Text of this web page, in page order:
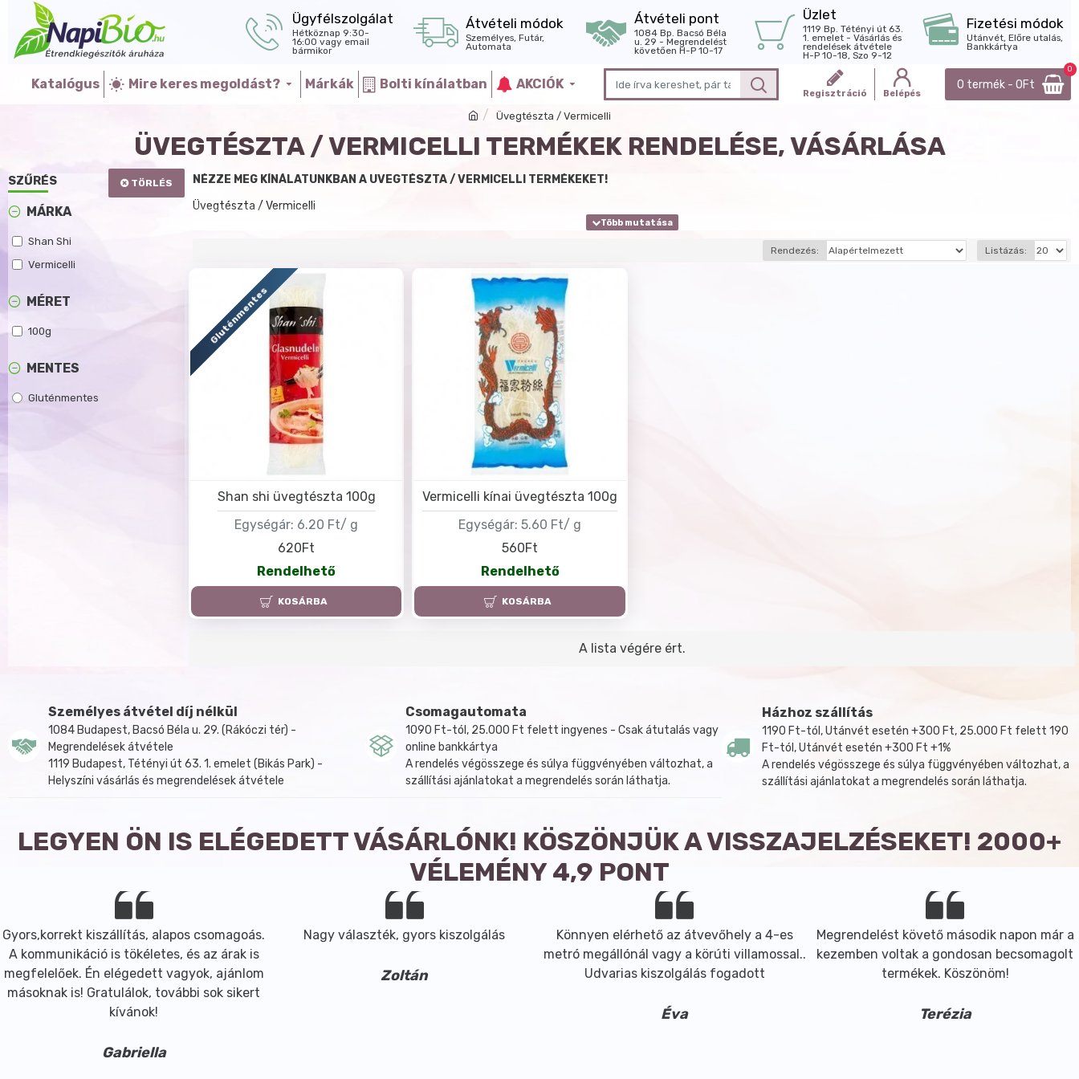
Ügyfélszolgálat
Hétköznap 9:30-
16:00 vagy email
bármikor
Átvételi módok
Személyes, Futár,
Automata
Átvételi pont
1084 Bp. Bacsó Béla
u. 29 - Megrendelést
követően H-P 10-17
Üzlet
1119 Bp. Tétényi út 63.
1. emelet - Vásárlás és
rendelések átvétele
H-P 10-18, Szo 9-12
Fizetési módok
Utánvét, Előre utalás,
Bankkártya
Katalógus Mire keres megoldást? Márkák Bolti kínálatban AKCIÓK
Regisztráció Belépés
0 termék - 0Ft
0
Üvegtészta / Vermicelli
ÜVEGTÉSZTA / VERMICELLI TERMÉKEK RENDELÉSE, VÁSÁRLÁSA
SZŰRÉS TÖRLÉS
MÁRKA
Shan Shi
Vermicelli
MÉRET
100g
MENTES
Gluténmentes
NÉZZE MEG KÍNÁLATUNKBAN A ÜVEGTÉSZTA / VERMICELLI TERMÉKEKET!
Üvegtészta / Vermicelli
Rendezés: Listázás:
Gluténmentes
Egységár: 6.20 Ft/ g
Shan shi üvegtészta 100g
620Ft
Rendelhető
KOSÁRBA
Egységár: 5.60 Ft/ g
Vermicelli kínai üvegtészta 100g
560Ft
Rendelhető
KOSÁRBA
A lista végére ért.
Személyes átvétel díj nélkül
1084 Budapest, Bacsó Béla u. 29. (Rákóczi tér) -
Megrendelések átvétele
1119 Budapest, Tétényi út 63. 1. emelet (Bikás Park) -
Helyszíni vásárlás és megrendelések átvétele
Csomagautomata
1090 Ft-tól, 25.000 Ft felett ingyenes - Csak átutalás vagy
online bankkártya
A rendelés végösszege és súlya függvényében változhat, a
szállítási ajánlatokat a megrendelés során láthatja.
Házhoz szállítás
1190 Ft-tól, Utánvét esetén +300 Ft, 25.000 Ft felett 190
Ft-tól, Utánvét esetén +300 Ft +1%
A rendelés végösszege és súlya függvényében változhat, a
szállítási ajánlatokat a megrendelés során láthatja.
LEGYEN ÖN IS ELÉGEDETT VÁSÁRLÓNK! KÖSZÖNJÜK A VISSZAJELZÉSEKET! 2000+
VÉLEMÉNY 4,9 PONT
Gyors,korrekt kiszállítás, alapos csomagoás.
A kommunikáció is tökéletes, és az árak is
megfelelőek. Én elégedett vagyok, ajánlom
másoknak is! Gratulálok, további sok sikert
kívánok!
Gabriella
Nagy választék, gyors kiszolgálás
Zoltán
Könnyen elérhető az átvevőhely a 4-es
metró megállónál vagy a körúti villamossal..
Udvarias kiszolgálás fogadott
Éva
Megrendelést követő második napon már a
kezemben voltak a gondosan becsomagolt
termékek. Köszönöm!
Terézia